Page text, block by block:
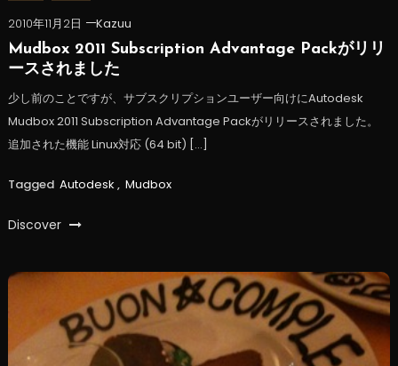
2010年11月2日
Kazuu
Mudbox 2011 Subscription Advantage Packがリリ
ースされました
少し前のことですが、サブスクリプションユーザー向けにAutodesk
Mudbox 2011 Subscription Advantage Packがリリースされました。
追加された機能 Linux対応 (64 bit) […]
Tagged Autodesk , Mudbox
Discover